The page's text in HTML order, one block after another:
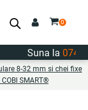
Suna la
8-32 mm si chei fixe
SMART®